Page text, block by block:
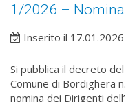
1/2026 – Nomina
Inserito il 17.01.2026
Si pubblica il decreto
Comune di Bordighera
nomina dei Dirigenti